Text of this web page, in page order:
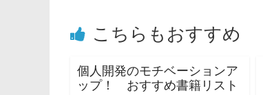
こちらもおすすめ
個人開発のモチベーションア
ップ！ おすすめ書籍リスト